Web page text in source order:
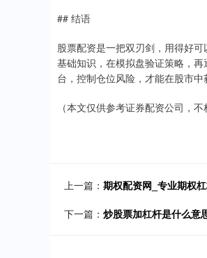
## 结语
股票配资是一把双刃剑，用得好
基础知识，在模拟盘验证策略，
台，控制仓位风险，才能在股市中
（本文仅供参考证券配资公司，
上一篇： 期权配资网_专业期权
下一篇： 炒股票加杠杆是什么意